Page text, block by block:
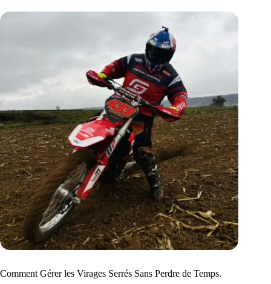
Comment Gérer les Virages Serrés Sans Perdre de Temps.